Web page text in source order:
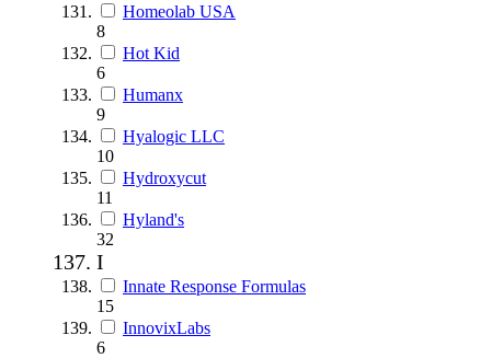
Homeolab USA
8
Hot Kid
6
Humanx
9
Hyalogic LLC
10
Hydroxycut
11
Hyland's
32
I
Innate Response Formulas
15
InnovixLabs
6